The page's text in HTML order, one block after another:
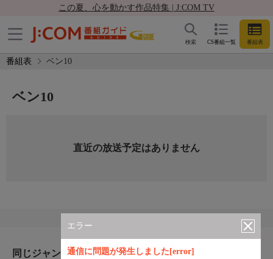
この夏、心を動かす作品特集 | J:COM TV
CS番組一覧 番組表
検索
番組表 ベン10
エラー
通信に問題が発生しました[error]
ベン10
直近の放送予定はありません
同じジャンルのおすすめ番組